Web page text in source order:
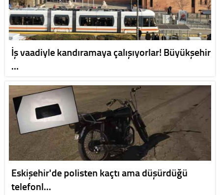
İş vaadiyle kandıramaya çalışıyorlar! Büyükşehir
…
Eskişehir'de polisten kaçtı ama düşürdüğü
telefonl…